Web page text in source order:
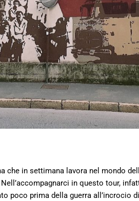
che in settimana lavora nel mondo
in questo tour,
poco prima della guerra all’incrocio